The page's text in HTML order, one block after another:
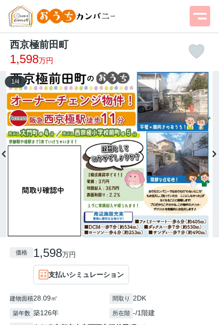
西京極前田町
1,598万円
1/4
価格 1,598万円
支払いシミュレーション
建物面積28.09㎡ 間取り 2DK
築年数 築126年 所在階 -/1階建